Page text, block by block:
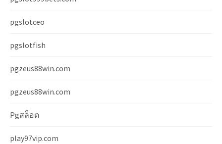
pgslotceo
pgslotfish
pgzeus88win.com
pgzeus88win.com
Pgสล็อต
play97vip.com